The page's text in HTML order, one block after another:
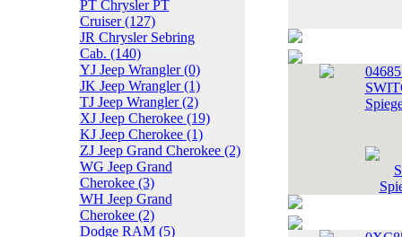
PT Chrysler PT
Cruiser(127)
JR Chrysler Sebring
Cab. (140)
YJ Jeep Wrangler(0)
JK Jeep Wrangler(1)
TJ Jeep Wrangler(2)
XJ Jeep Cherokee (19)
KJ Jeep Cherokee (1)
ZJ Jeep Grand Cherokee (2)
WG Jeep Grand
Cherokee (3)
WH Jeep Grand
Cherokee (2)
Dodge RAM (5)